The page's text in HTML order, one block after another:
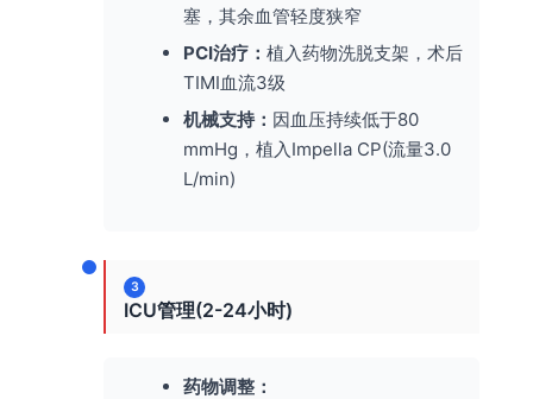
塞，其余血管轻度狭窄
PCI治疗： 植入药物洗脱支架，术后
TIMI血流3级
机械支持： 因血压持续低于80
mmHg，植入Impella CP(流量3.0
L/min)
3
ICU管理(2-24小时)
药物调整：